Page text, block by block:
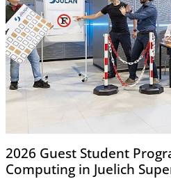
2026 Guest Student
Computing in Juelich